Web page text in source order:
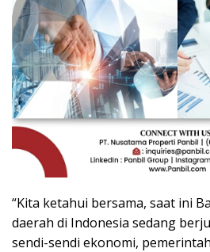
“Kita ketahui bersama, saat ini
daerah di Indonesia sedang
sendi-sendi ekonomi,